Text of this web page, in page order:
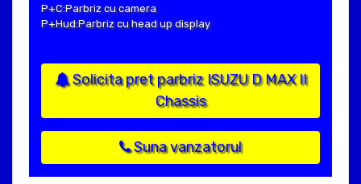
P+C:Parbriz cu camera
P+Hud:Parbriz cu head up display
Solicita pret parbriz ISUZU D MAX II
Chassis
Suna vanzatorul